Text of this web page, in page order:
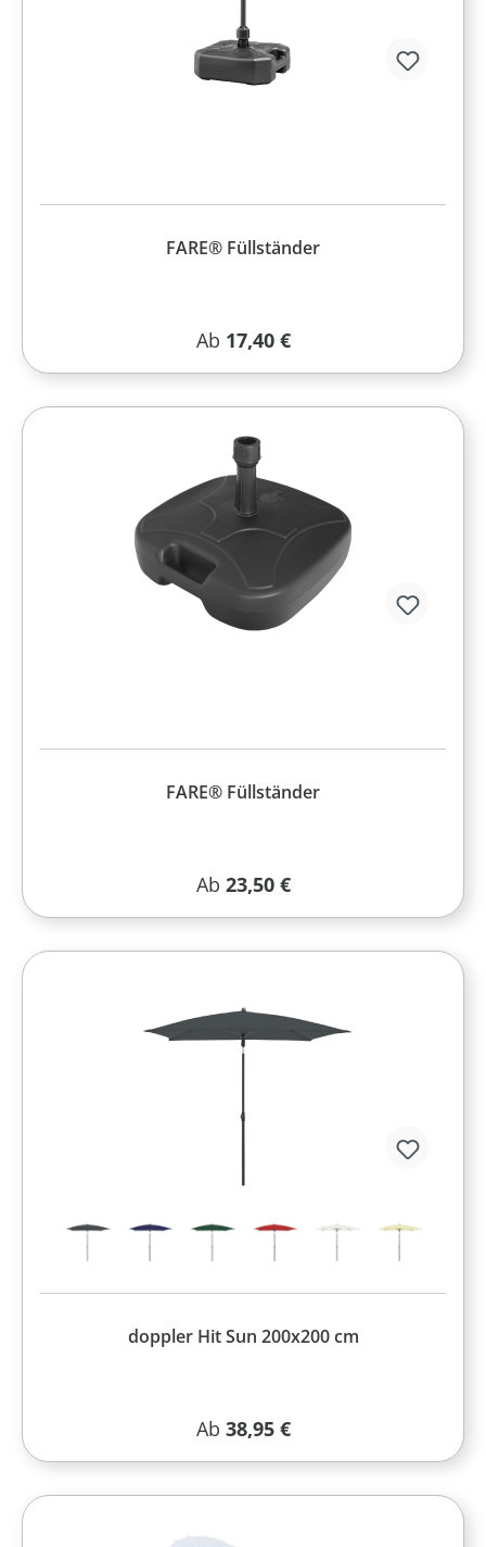
FARE® Füllständer
Regulärer Preis:
Ab 17,40 €
FARE® Füllständer
Regulärer Preis:
Ab 23,50 €
doppler Hit Sun 200x200 cm
Regulärer Preis:
Ab 38,95 €